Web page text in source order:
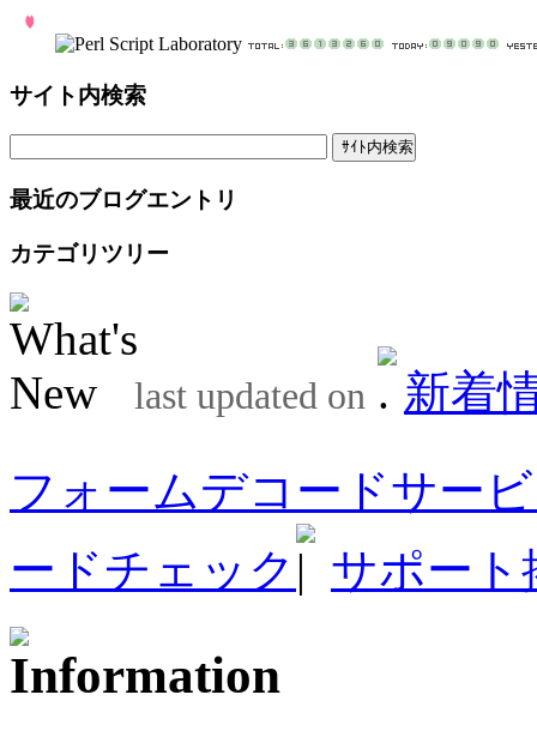
サイト内検索
最近のブログエントリ
カテゴリツリー
last updated on
新着
フォームデコードサー
ードチェック
サポート